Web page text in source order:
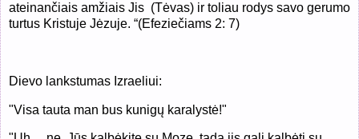
ateinančiais amžiais Jis (Tėvas) ir toliau rodys savo gerumo
turtus Kristuje Jėzuje. “(Efeziečiams 2: 7)
Dievo lankstumas Izraeliui:
"Visa tauta man bus kunigų karalystė!"